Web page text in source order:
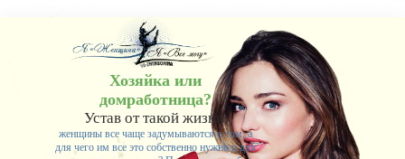
Хозяйка или
домработница?
Устав от такой жизни,
женщины все чаще задумываются о том, а
для чего им все это собственно нужно и для